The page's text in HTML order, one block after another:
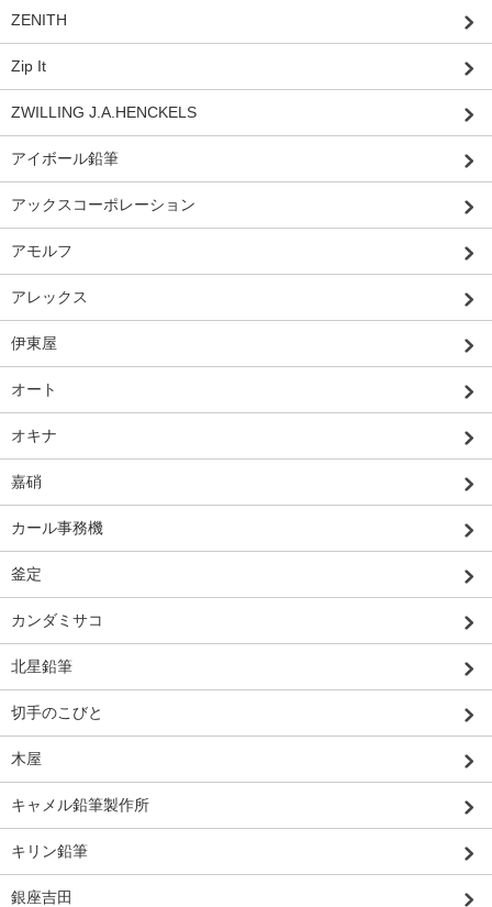
ZENITH
Zip It
ZWILLING J.A.HENCKELS
アイボール鉛筆
アックスコーポレーション
アモルフ
アレックス
伊東屋
オート
オキナ
嘉硝
カール事務機
釜定
カンダミサコ
北星鉛筆
切手のこびと
木屋
キャメル鉛筆製作所
キリン鉛筆
銀座吉田